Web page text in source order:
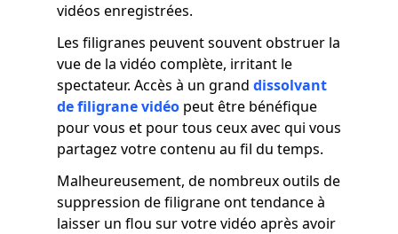
vidéos enregistrées.
Les filigranes peuvent souvent obstruer la
vue de la vidéo complète, irritant le
spectateur. Accès à un grand dissolvant
de filigrane vidéo peut être bénéfique
pour vous et pour tous ceux avec qui vous
partagez votre contenu au fil du temps.
Malheureusement, de nombreux outils de
suppression de filigrane ont tendance à
laisser un flou sur votre vidéo après avoir